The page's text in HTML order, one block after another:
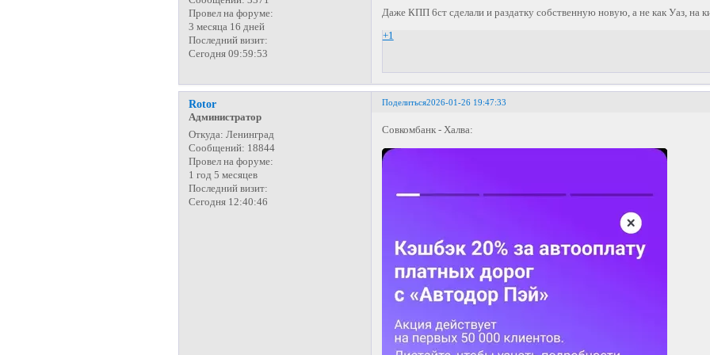
Провел на форуме:
3 месяца 16 дней
Последний визит:
Сегодня 09:59:53
Даже КПП 6ст сделали и раздатку собственную новую, а не как Уаз, на
+1
Поделиться2026-01-26 19:47:33
Rotor
Администратор
Откуда: Ленинград
Сообщений: 18844
Провел на форуме:
1 год 5 месяцев
Последний визит:
Сегодня 12:40:46
Совкомбанк - Халва: